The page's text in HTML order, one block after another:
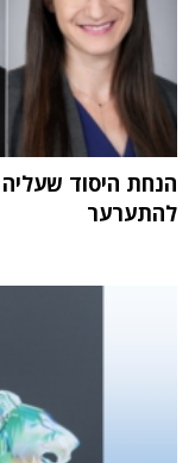
הנחת היסוד
להתערער